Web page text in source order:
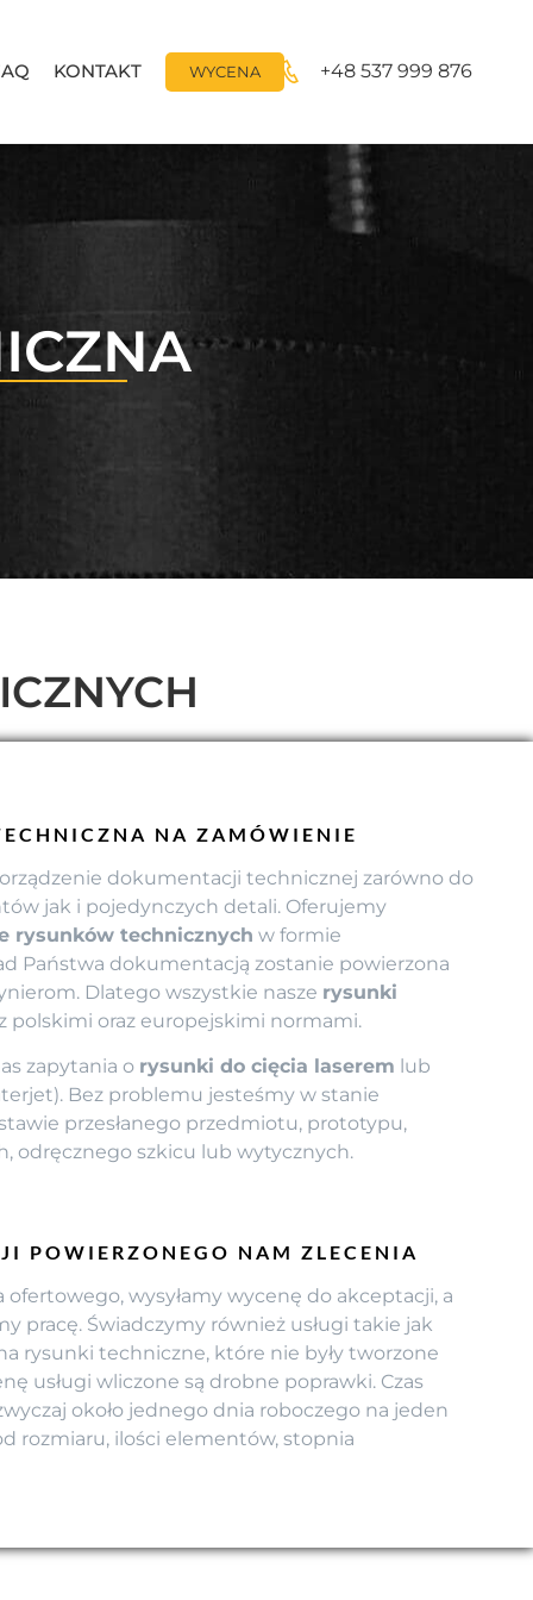
KONTAKT WYCENA +48 537 999 876
NA ZAMÓWIENIE
dokumentacji technicznej zarówno do
jak i pojedynczych detali. Oferujemy
rysunków technicznych w formie
Państwa dokumentacją zostanie powierzona
Dlatego wszystkie nasze rysunki
polskimi oraz europejskimi normami.
zapytania o rysunki do cięcia laserem lub
Bez problemu jesteśmy w stanie
przesłanego przedmiotu, prototypu,
odręcznego szkicu lub wytycznych.
POWIERZONEGO NAM ZLECENIA
ofertowego, wysyłamy wycenę do akceptacji, a
pracę. Świadczymy również usługi takie jak
rysunki techniczne, które nie były tworzone
usługi wliczone są drobne poprawki. Czas
około jednego dnia roboczego na jeden
rozmiaru, ilości elementów, stopnia